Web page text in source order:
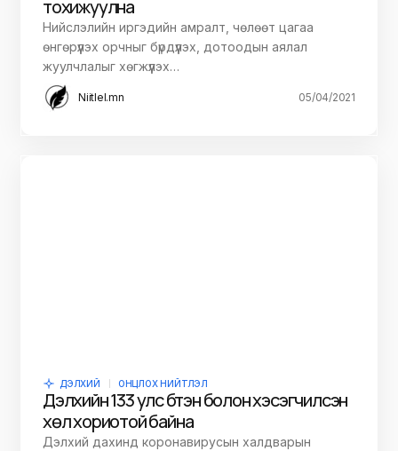
тохижуулна
Нийслэлийн иргэдийн амралт, чөлөөт цагаа
өнгөрүүлэх орчныг бүрдүүлэх, дотоодын аялал
жуулчлалыг хөгжүүлэх…
Niitlel.mn 05/04/2021
ДЭЛХИЙ ОНЦЛОХ НИЙТЛЭЛ
Дэлхийн 133 улс бүтэн болон хэсэгчилсэн
хөл хориотой байна
Дэлхий дахинд коронавирусын халдварын